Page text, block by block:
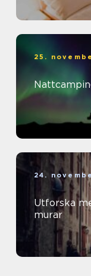
25.
24.
Utforska
murar